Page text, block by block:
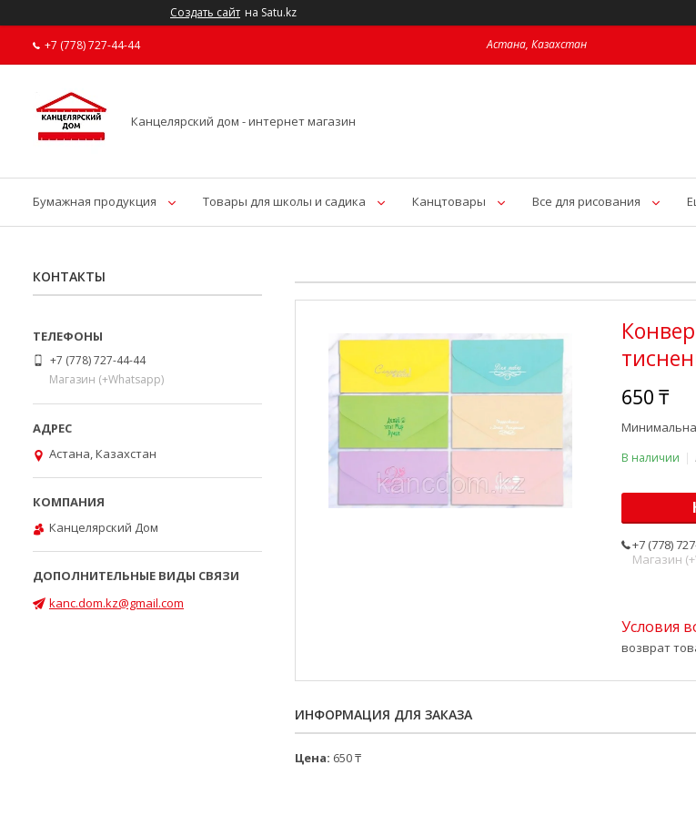
Создать сайт на Satu.kz
+7 (778) 727-44-44 Астана, Казахстан
Канцелярский дом - интернет магазин
Бумажная продукция Товары для школы и садика Канцтовары Все для рисования
650 ₸
В наличии
+7 (778)
Магазин
возврат
ИНФОРМАЦИЯ ДЛЯ ЗАКАЗА
Цена: 650 ₸
КОНТАКТЫ
+7 (778) 727-44-44
Магазин (+Whatsapp)
Астана, Казахстан
Канцелярский Дом
kanc.dom.kz@gmail.com